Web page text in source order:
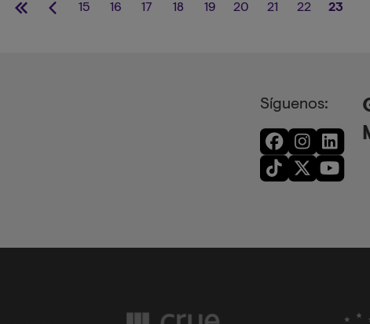
PrimeraPáginaPágina
15 Página
16 Página
17 Página
18 Página
19 Página
20 Página
21 Página
22
Página
23
Síguenos: